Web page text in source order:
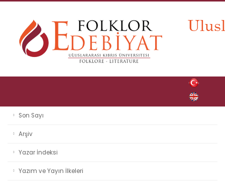
Son Sayı
Arşiv
Yazar İndeksi
Yazım ve Yayın İlkeleri